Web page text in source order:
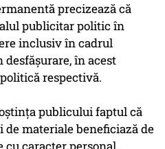
precizează că
publicitar politic în
inclusiv în cadrul
în acest
respectivă.
publicului faptul că
materiale beneficiază de